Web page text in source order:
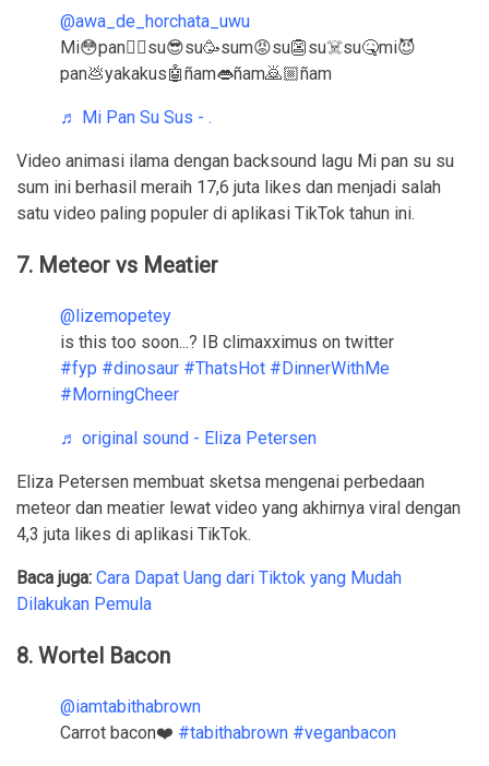
@awa_de_horchata_uwu
Mi😳pan🧟‍♀️su😎su🥳sum😡su👺su☠️su🤒mi😈
pan💩yakakus🤖ñam👄ñam🙇🏼ñam
♬ Mi Pan Su Sus - .
Video animasi ilama dengan backsound lagu Mi pan su su
sum ini berhasil meraih 17,6 juta likes dan menjadi salah
satu video paling populer di aplikasi TikTok tahun ini.
7. Meteor vs Meatier
@lizemopetey
is this too soon...? IB climaxximus on twitter
#fyp #dinosaur #ThatsHot #DinnerWithMe
#MorningCheer
♬ original sound - Eliza Petersen
Eliza Petersen membuat sketsa mengenai perbedaan
meteor dan meatier lewat video yang akhirnya viral dengan
4,3 juta likes di aplikasi TikTok.
Baca juga: Cara Dapat Uang dari Tiktok yang Mudah
Dilakukan Pemula
8. Wortel Bacon
@iamtabithabrown
Carrot bacon❤️ #tabithabrown #veganbacon